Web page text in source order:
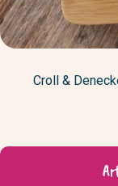
Croll &